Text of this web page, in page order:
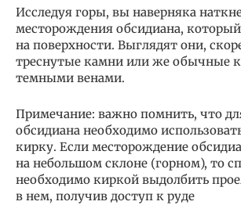
Исследуя горы, вы наверняка
месторождения обсидиана,
на поверхности. Выглядят они,
треснутые камни или же обычные
темными венами.
Примечание: важно помнить, что
обсидиана необходимо
кирку. Если месторождение
на небольшом склоне (горном), то
необходимо киркой выдолбить
в нем, получив доступ к руде